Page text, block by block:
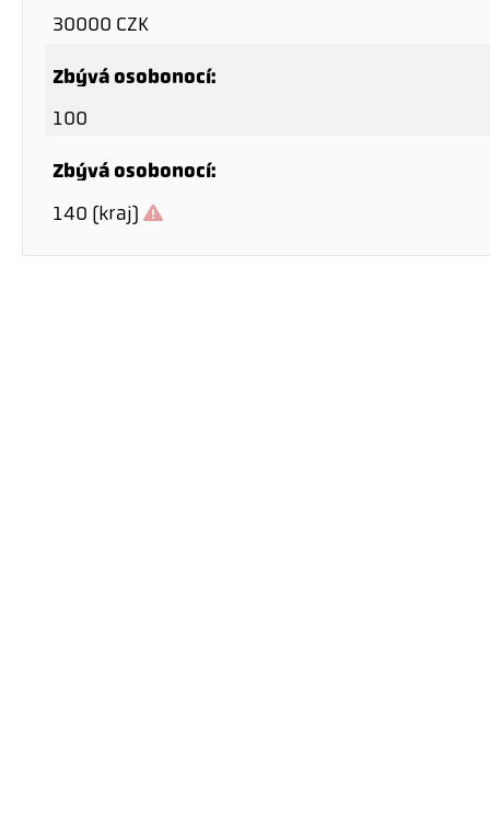
30000 CZK
Zbývá osobonocí:
100
Zbývá osobonocí:
140 (kraj)